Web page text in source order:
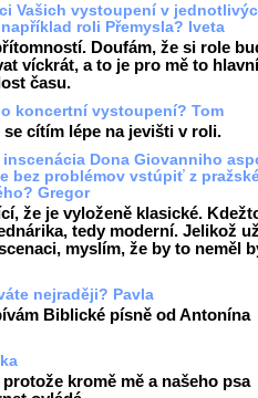
Vašich vystoupení v
roli Přemysla? Iveta
Doufám, že si role
víckrát, a to je pro mě to
času.
koncertní vystoupení? Tom
cítím lépe na jevišti v roli.
Dona Giovanniho
bez problémov vstúpiť z
Gregor
že je vyloženě klasické.
tedy moderní. Jelikož
myslím, že by to neměl
nejraději? Pavla
Biblické písně od Antonína
kromě mě a našeho psa